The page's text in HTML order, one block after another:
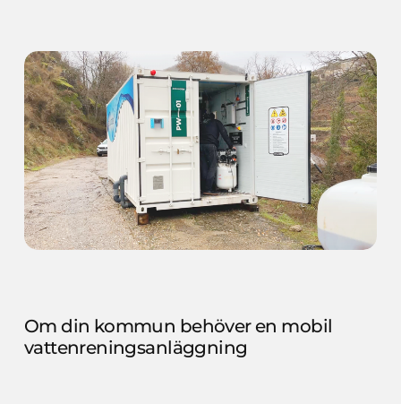
Om din kommun behöveren mobil
vattenreningsanläggning